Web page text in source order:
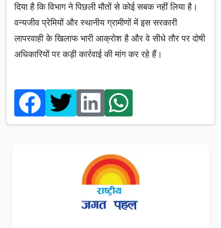
दिया है कि विभाग ने पिछली मौतों से कोई सबक नहीं लिया है।
वन्यजीव प्रेमियों और स्थानीय ग्रामीणों में इस सरकारी
लापरवाही के खिलाफ भारी आक्रोश है और वे सीधे तौर पर दोषी
अधिकारियों पर कड़ी कार्रवाई की मांग कर रहे हैं।